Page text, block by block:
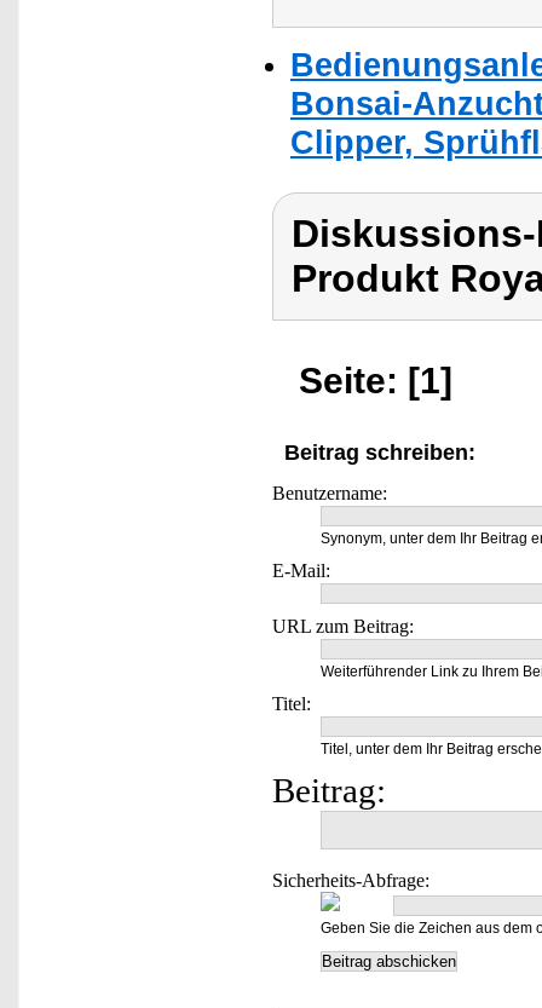
Bonsai-
Clipper,
Produkt
Seite: [1]
Beitrag schreiben:
Benutzername:
Synonym, unter dem Ihr Beitrag
E-Mail:
URL zum Beitrag:
Weiterführender Link zu Ihrem
Titel:
Titel, unter dem Ihr Beitrag
Beitrag:
Sicherheits-Abfrage:
Geben Sie die Zeichen aus dem